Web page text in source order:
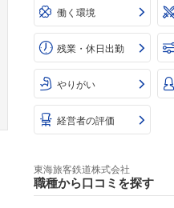
働く環境
残業・休日出勤
やりがい
経営者の評価
東海旅客鉄道株式会社
職種から口コミを探す